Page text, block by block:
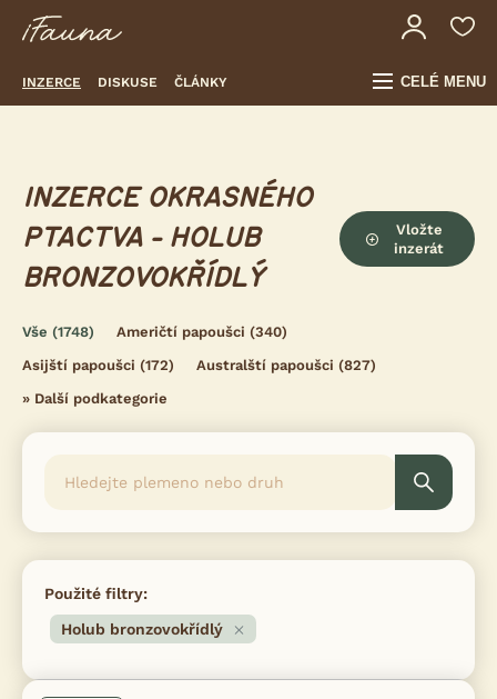
INZERCE DISKUSE ČLÁNKY CELÉ MENU
INZERCE OKRASNÉHO
PTACTVA - HOLUB
BRONZOVOKŘÍDLÝ
Vložte
inzerát
Vše (1748) Američtí papoušci (340)
Asijští papoušci (172) Australští papoušci (827)
» Další podkategorie
Použité filtry:
Holub bronzovokřídlý